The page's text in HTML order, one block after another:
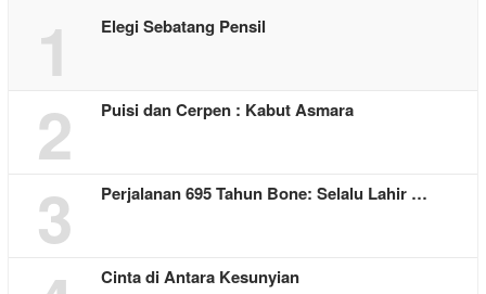
1 Elegi Sebatang Pensil
2 Puisi dan Cerpen : Kabut Asmara
3 Perjalanan 695 Tahun Bone: Selalu Lahir …
Cinta di Antara Kesunyian